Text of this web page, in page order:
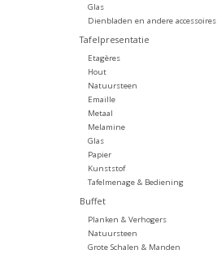
Glas
Dienbladen en andere accessoires
Tafelpresentatie
Etagères
Hout
Natuursteen
Emaille
Metaal
Melamine
Glas
Papier
Kunststof
Tafelmenage & Bediening
Buffet
Planken & Verhogers
Natuursteen
Grote Schalen & Manden